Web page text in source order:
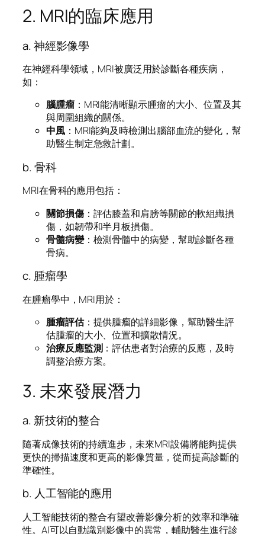
2. MRI的臨床應用
a. 神經影像學
在神經科學領域，MRI被廣泛用於診斷各種疾病，
如：
腦腫瘤：MRI能清晰顯示腫瘤的大小、位置及其
與周圍組織的關係。
中風：MRI能夠及時檢測出腦部血流的變化，幫
助醫生制定急救計劃。
b. 骨科
MRI在骨科的應用包括：
關節損傷：評估膝蓋和肩膀等關節的軟組織損
傷，如韌帶和半月板損傷。
骨髓病變：檢測骨髓中的病變，幫助診斷各種
骨病。
c. 腫瘤學
在腫瘤學中，MRI用於：
腫瘤評估：提供腫瘤的詳細影像，幫助醫生評
估腫瘤的大小、位置和擴散情況。
治療反應監測：評估患者對治療的反應，及時
調整治療方案。
3. 未來發展潛力
a. 新技術的整合
隨著成像技術的持續進步，未來MRI設備將能夠提供
更快的掃描速度和更高的影像質量，從而提高診斷的
準確性。
b. 人工智能的應用
人工智能技術的整合有望改善影像分析的效率和準確
性。AI可以自動識別影像中的異常，輔助醫生進行診